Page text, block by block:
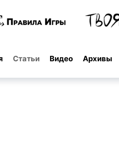
Статьи Видео Архивы